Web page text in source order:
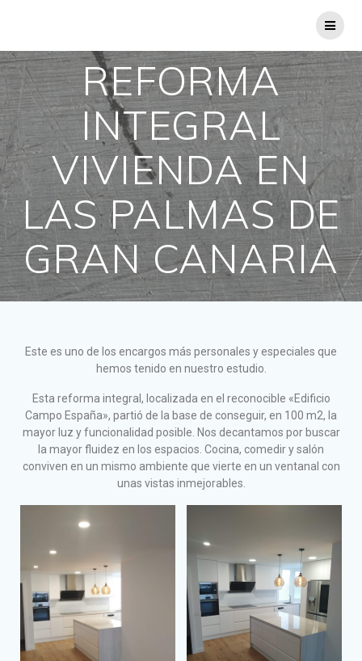
REFORMA
INTEGRAL
VIVIENDA EN
LAS PALMAS DE
GRAN CANARIA
Este es uno de los encargos más personales y especiales que
hemos tenido en nuestro estudio.
Esta reforma integral, localizada en el reconocible «Edificio
Campo España», partió de la base de conseguir, en 100 m2, la
mayor luz y funcionalidad posible. Nos decantamos por buscar
la mayor fluidez en los espacios. Cocina, comedir y salón
conviven en un mismo ambiente que vierte en un ventanal con
unas vistas inmejorables.